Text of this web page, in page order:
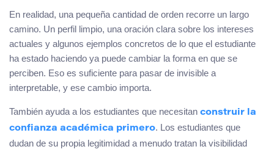
En realidad, una pequeña cantidad de orden recorre un largo
camino. Un perfil limpio, una oración clara sobre los intereses
actuales y algunos ejemplos concretos de lo que el estudiante
ha estado haciendo ya puede cambiar la forma en que se
perciben. Eso es suficiente para pasar de invisible a
interpretable, y ese cambio importa.
También ayuda a los estudiantes que necesitan construir la
confianza académica primero. Los estudiantes que
dudan de su propia legitimidad a menudo tratan la visibilidad